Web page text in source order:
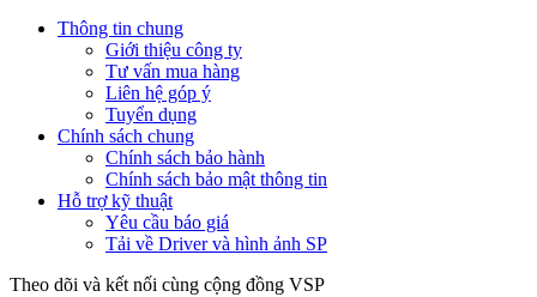
Thông tin chung
Giới thiệu công ty
Tư vấn mua hàng
Liên hệ góp ý
Tuyển dụng
Chính sách chung
Chính sách bảo hành
Chính sách bảo mật thông tin
Hỗ trợ kỹ thuật
Yêu cầu báo giá
Tải về Driver và hình ảnh SP
Theo dõi và kết nối cùng cộng đồng VSP